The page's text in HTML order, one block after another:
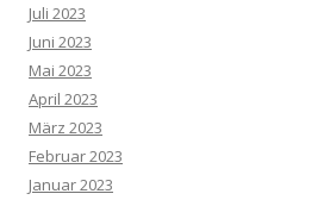
Juli 2023
Juni 2023
Mai 2023
April 2023
März 2023
Februar 2023
Januar 2023